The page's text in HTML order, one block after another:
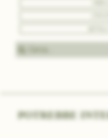
POTREBBE